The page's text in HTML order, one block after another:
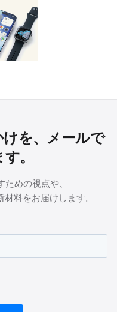
を、メールで
。
めの視点や、
料をお届けします。